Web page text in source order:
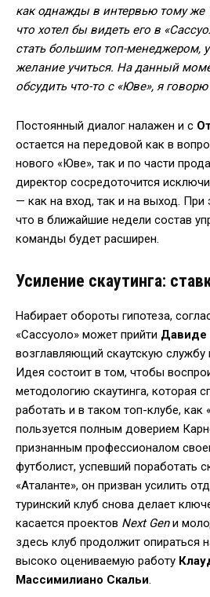
как однажды в интервью тому же
что хотел бы видеть его в
стать большим топ-менеджером,
желание учиться. На данный
обсудить что-то с «Юве», я
Постоянный диалог налажен и с
остается на передовой как в
нового «Юве», так и по части
директор сосредоточится
— как на вход, так и на выход. При
что в ближайшие недели состав
команды будет расширен.
Усиление скаутинга:
Набирает обороты гипотеза,
«Сассуоло» может прийти Давиде
возглавляющий скаутскую службу
Идея состоит в том, чтобы
методологию скаутинга, которая
работать и в таком топ-клубе,
пользуется полным доверием
признанным профессионалом
футболист, успевший поработать
«Аталанте», он призван усилить
туринский клуб снова делает
касается проектов Next Genи
здесь клуб продолжит опираться
высоко оцениваемую работу
Массимилиано Скальи.